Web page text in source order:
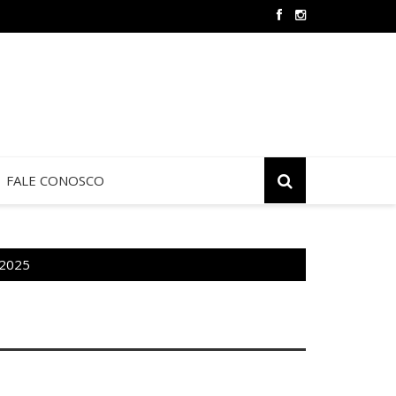
São Marcos promove formação para Pastoral do Dízimo
FALE CONOSCO